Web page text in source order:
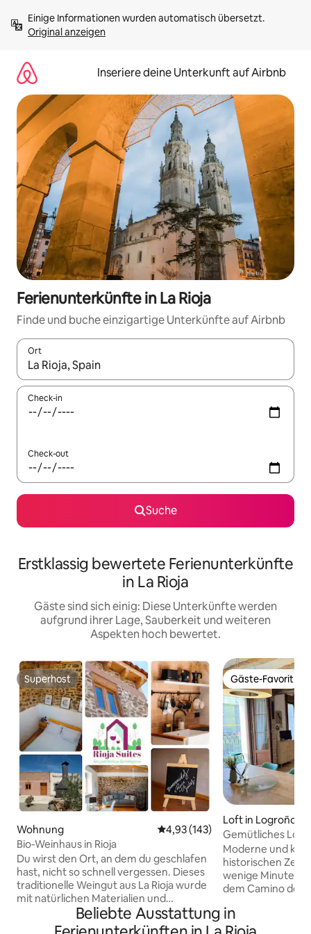
Inhalten
springenOriginal anzeigen
Inseriere deine Unterkunft auf Airbnb
Ferienunterkünfte in La Rioja
Finde und buche einzigartige Unterkünfte auf Airbnb
Ort
Wenn Ergebnisse verfügbar sind, navigiere mit den
Check-in
Check-out
Suche
Erstklassig bewertete Ferienunterkünfte
in La Rioja
Gäste sind sich einig: Diese Unterkünfte werden
aufgrund ihrer Lage, Sauberkeit und weiteren
Aspekten hoch bewertet.
Superhost
Superhost
Wohnung Durchschnittliche Bewertung:
4,93 (143)
Bio-Weinhaus in Rioja
Du wirst den Ort, an dem du geschlafen
hast, nicht so schnell vergessen. Dieses
traditionelle Weingut aus La Rioja wurde
mit natürlichen Materialien und
Nachhaltigkeitskriterien restauriert.
Schlaf in einer alten Weinpresse, in der
Gäste-Favorit
Gäste-Favorit
Loft in Logroño
Gemütliches Loft
Fußgängerzone
Moderne und
historischen
wenige Minuten
dem Camino de
Stadt entfernt. Erkunde den Charme
von La Rioja zu
Beliebte Ausstattung in